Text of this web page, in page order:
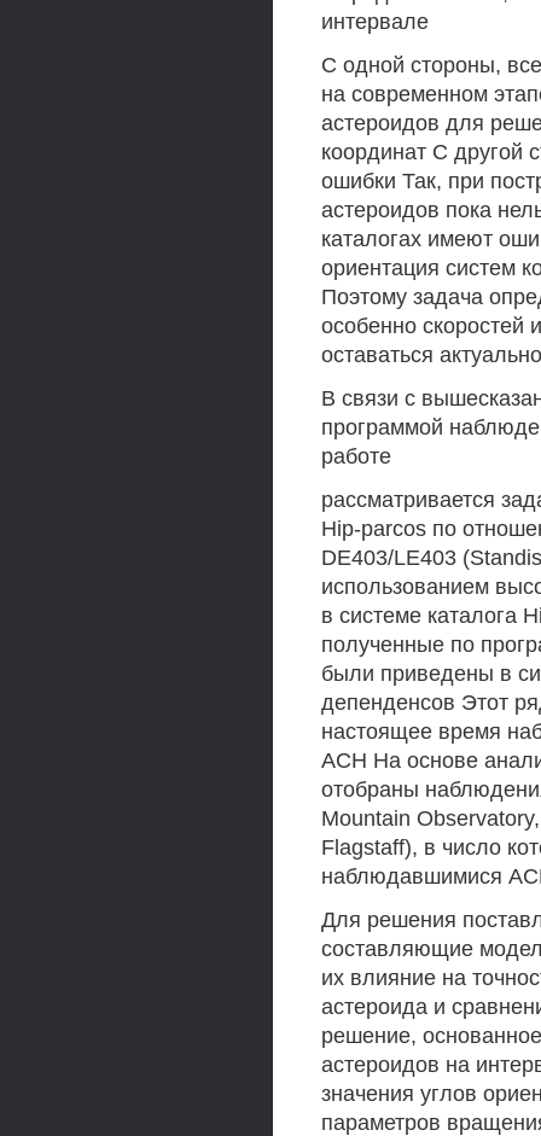
интервале
С одной стороны,
на современном
астероидов для
координат С другой
ошибки Так, при
астероидов пока
каталогах имеют
ориентация систем
Поэтому задача
особенно скоростей
оставаться
В связи с
программой
работе
рассматривается
Hip-parcos по
DE403/LE403
использованием
в системе каталога
полученные по
были приведены в
депенденсов Этот
настоящее время
АСН На основе
отобраны
Mountain
Flagstaff), в число
наблюдавшимися
Для решения
составляющие
их влияние на
астероида и
решение,
астероидов на
значения углов
параметров